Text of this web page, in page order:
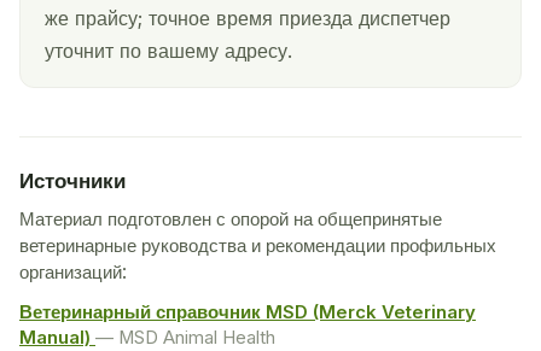
же прайсу; точное время приезда диспетчер
уточнит по вашему адресу.
Источники
Материал подготовлен с опорой на общепринятые
ветеринарные руководства и рекомендации профильных
организаций:
Ветеринарный справочник MSD (Merck Veterinary
Manual) — MSD Animal Health